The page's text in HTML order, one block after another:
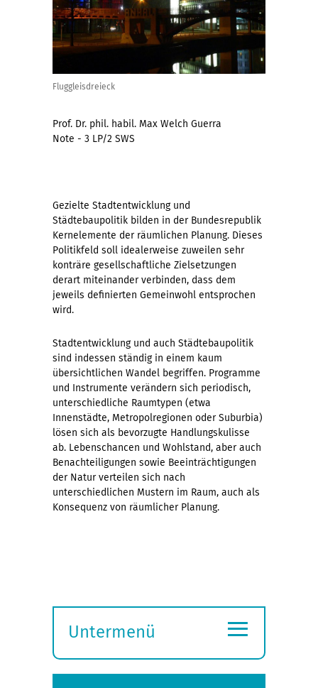
Fluggleisdreieck
Prof. Dr. phil. habil. Max Welch Guerra
Note - 3 LP/2 SWS
Gezielte Stadtentwicklung und
Städtebaupolitik bilden in der Bundesrepublik
Kernelemente der räumlichen Planung. Dieses
Politikfeld soll idealerweise zuweilen sehr
konträre gesellschaftliche Zielsetzungen
derart miteinander verbinden, dass dem
jeweils definierten Gemeinwohl entsprochen
wird.
Stadtentwicklung und auch Städtebaupolitik
sind indessen ständig in einem kaum
übersichtlichen Wandel begriffen. Programme
und Instrumente verändern sich periodisch,
unterschiedliche Raumtypen (etwa
Innenstädte, Metropolregionen oder Suburbia)
lösen sich als bevorzugte Handlungskulisse
ab. Lebenschancen und Wohlstand, aber auch
Benachteiligungen sowie Beeinträchtigungen
der Natur verteilen sich nach
unterschiedlichen Mustern im Raum, auch als
Konsequenz von räumlicher Planung.
Untermenü
öffnen
≡